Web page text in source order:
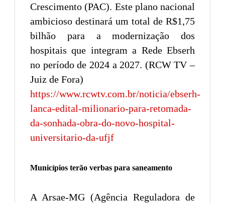
Crescimento (PAC). Este plano nacional
ambicioso destinará um total de R$1,75
bilhão para a modernização dos
hospitais que integram a Rede Ebserh
no período de 2024 a 2027. (RCW TV –
Juiz de Fora)
https://www.rcwtv.com.br/noticia/ebserh-
lanca-edital-milionario-para-retomada-
da-sonhada-obra-do-novo-hospital-
universitario-da-ufjf
Municípios terão verbas para saneamento
A Arsae-MG (Agência Reguladora de